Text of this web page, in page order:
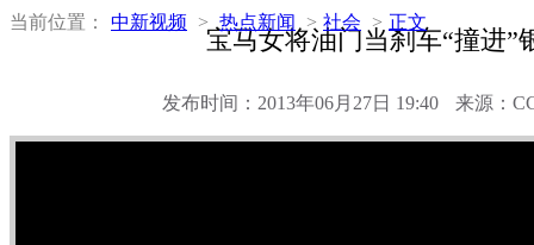
当前位置： 中新视频 > 热点新闻 > 社会 > 正文
宝马女将油门当刹车“撞进”
发布时间：2013年06月27日 19:40 来源：